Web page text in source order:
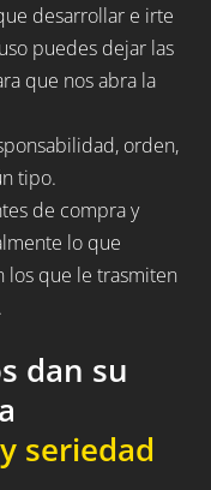
desarrollar e irte
puedes dejar las
que nos abra la
orden,
tipo.
de compra y
lo que
los que le trasmiten
dan su
seriedad